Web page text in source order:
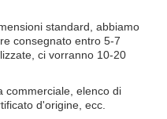
standard, abbiamo
consegnato entro 5-7
ci vorranno 10-20
commerciale, elenco di
d'origine, ecc.